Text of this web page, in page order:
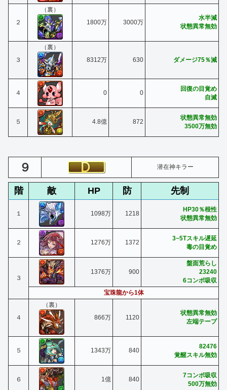
２
（裏）
1800万 3000万
水半減
状態異常無効
３
（裏）
8312万 630 ダメージ75％減
４ 0 0
回復の目覚め
自滅
５ 4.8億 872
状態異常無効
3500万無効
９ 潜在神キラー
階 敵 HP 防 先制
１ 1098万 1218
HP30％根性
状態異常無効
２ 1276万 1372
3~5Tスキル遅延
毒の目覚め
３
1376万 900
盤面荒らし
23240
6コンボ吸収
宝珠龍から1体
４
（裏）
866万 1120
状態異常無効
左端テープ
５ 1343万 840
82476
覚醒スキル無効
６ 1億 840
7コンボ吸収
500万無効